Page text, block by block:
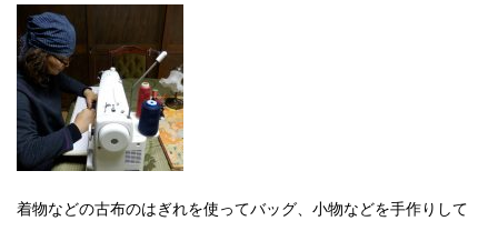
着物などの古布のはぎれを使ってバッグ、小物などを手作りして